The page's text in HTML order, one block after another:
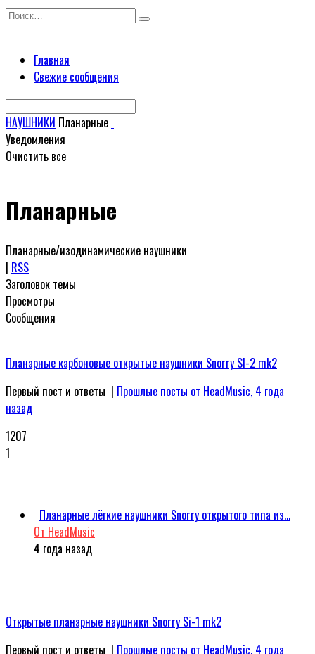
Перейти
Search
Главная
Свежие сообщения
НАУШНИКИ Планарные
Уведомления
Очистить все
Планарные
Планарные/изодинамические наушники
| RSS
Заголовок темы
Просмотры
Сообщения
Планарные карбоновые открытые наушники Snorry SI-2 mk2
Первый пост и ответы | Прошлые посты от HeadMusic, 4 года
назад
1207
1
Планарные лёгкие наушники Snorry открытого типа из...
От HeadMusic
4 года назад
Открытые планарные наушники Snorry Si-1 mk2
Первый пост и ответы | Прошлые посты от HeadMusic, 4 года